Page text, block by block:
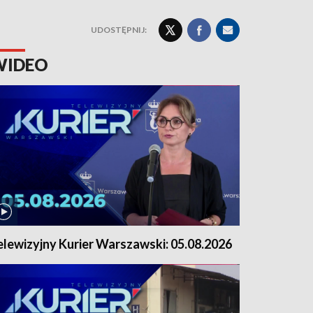
UDOSTĘPNIJ:
Kurier Warszawski: 05.08.2026